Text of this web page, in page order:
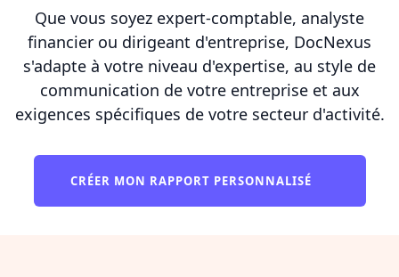
Que vous soyez expert-comptable, analyste
financier ou dirigeant d'entreprise, DocNexus
s'adapte à votre niveau d'expertise, au style de
communication de votre entreprise et aux
exigences spécifiques de votre secteur d'activité.
CRÉER MON RAPPORT PERSONNALISÉ